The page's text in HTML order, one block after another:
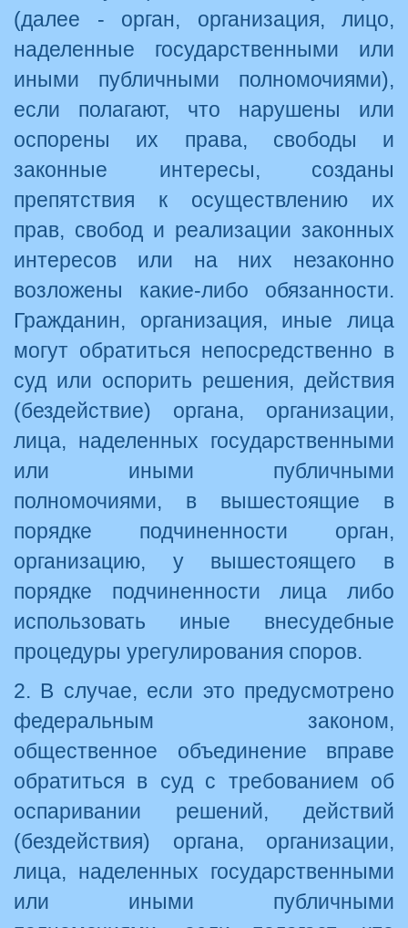
(далее - орган, организация, лицо,
наделенные государственными или
иными публичными полномочиями),
если полагают, что нарушены или
оспорены их права, свободы и
законные интересы, созданы
препятствия к осуществлению их
прав, свобод и реализации законных
интересов или на них незаконно
возложены какие-либо обязанности.
Гражданин, организация, иные лица
могут обратиться непосредственно в
суд или оспорить решения, действия
(бездействие) органа, организации,
лица, наделенных государственными
или иными публичными
полномочиями, в вышестоящие в
порядке подчиненности орган,
организацию, у вышестоящего в
порядке подчиненности лица либо
использовать иные внесудебные
процедуры урегулирования споров.
2. В случае, если это предусмотрено
федеральным законом,
общественное объединение вправе
обратиться в суд с требованием об
оспаривании решений, действий
(бездействия) органа, организации,
лица, наделенных государственными
или иными публичными